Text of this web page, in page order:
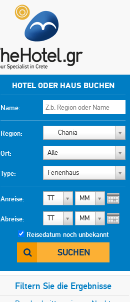
HOTEL ODER HAUS BUCHEN
Name:
Region: Chania
Ort: Alle
Type: Ferienhaus
Anreise: TT MM
Abreise: TT MM
Reisedatum noch unbekannt
SUCHEN
Filtern Sie die Ergebnisse